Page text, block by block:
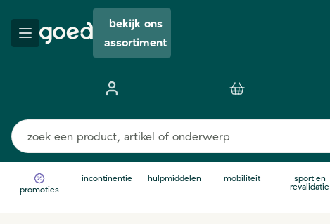
bekijk ons
assortiment
promoties
incontinentie hulpmiddelen mobiliteit
sport en
revalidatie